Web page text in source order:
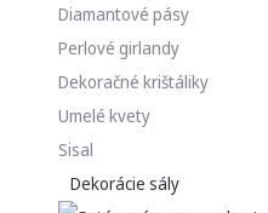
Diamantové pásy
Perlové girlandy
Dekoračné krištáliky
Umelé kvety
Sisal
Dekorácie sály